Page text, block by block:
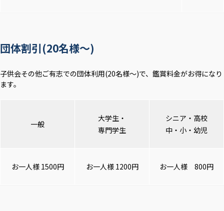
団体割引(20名様～)
子供会その他ご有志での団体利用(20名様～)で、鑑賞料金がお得になり
ます。
一般
大学生・
専門学生
シニア・高校
中・小・幼児
お一人様 1500円 お一人様 1200円 お一人様 800円